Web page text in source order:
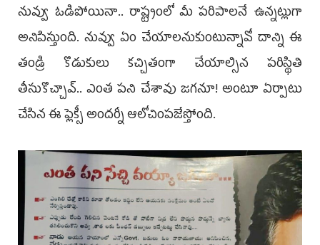
నువ్వు ఓడిపోయినా.. రాష్ట్రంలో మీ పరిపాలనే ఉన్నట్లుగా
అనిపిస్తుంది. నువ్వు ఏం చేయాలనుకుంటున్నావో దాన్ని ఈ
తండ్రి కొడుకులు కచ్చితంగా చేయాల్సిన పరిస్థితి
తీసుకొచ్చావ్‌.. ఎంత పని చేశావు జగనూ! అంటూ ఏర్పాటు
చేసిన ఈ ఫ్లెక్సీ అందర్నీ ఆలోచింపజేస్తోంది.